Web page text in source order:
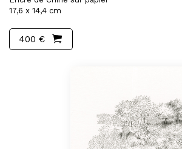
17,6 x 14,4 cm
400 €